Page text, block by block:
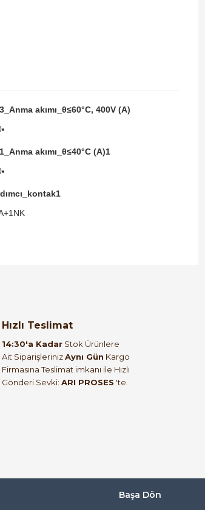
akımı_θ≤60°C, 400V (A)
akımı_θ≤40°C (A)1
Hızlı Teslimat
14:30'a Kadar Stok Ürünlere
Ait SiparişlerinizAynı Gün Kargo
Firmasına Teslimat imkanı ile Hızlı
Gönderi Sevki: ARI PROSES 'te.
Başa Dön